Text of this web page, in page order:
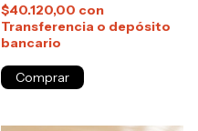
$40.120,00 con
Transferencia o depósito
bancario